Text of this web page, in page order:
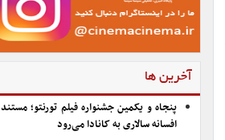
آخرین ها
پنجاه و یکمین جشنواره فیلم تورنتو؛ مستند
افسانه سالاری به کانادا می‌رود